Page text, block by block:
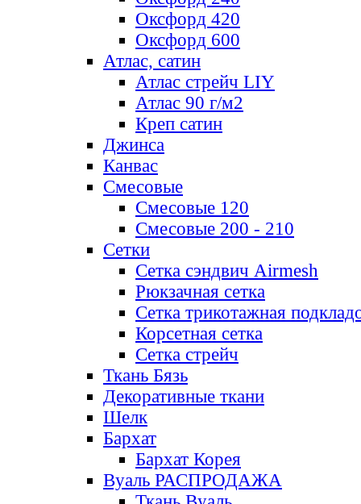
Оксфорд 420
Оксфорд 600
Атлас, сатин
Атлас стрейч LIY
Атлас 90 г/м2
Креп сатин
Джинса
Канвас
Смесовые
Смесовые 120
Смесовые 200 - 210
Сетки
Сетка сэндвич Airmesh
Рюкзачная сетка
Сетка трикотажная
Корсетная сетка
Сетка стрейч
Ткань Бязь
Декоративные ткани
Шелк
Бархат
Бархат Корея
Вуаль РАСПРОДАЖА